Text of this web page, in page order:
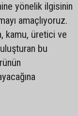
yönelik ilgisinin
amaçlıyoruz.
kamu, üretici ve
bu